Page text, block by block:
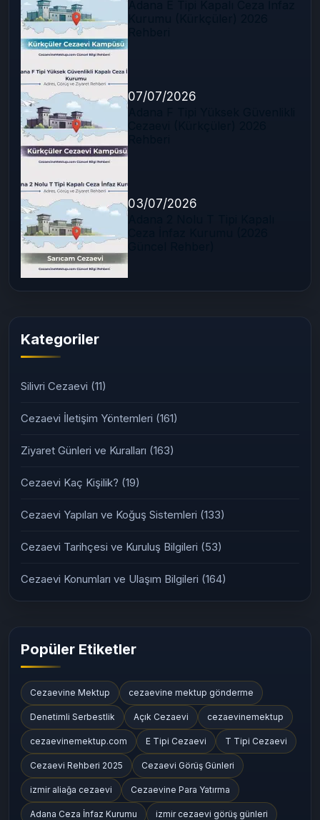
07/07/2026
03/07/2026
Kategoriler
Silivri Cezaevi (11)
Cezaevi İletişim Yöntemleri (161)
Ziyaret Günleri ve Kuralları (163)
Cezaevi Kaç Kişilik? (19)
Cezaevi Yapıları ve Koğuş Sistemleri (133)
Cezaevi Tarihçesi ve Kuruluş Bilgileri (53)
Cezaevi Konumları ve Ulaşım Bilgileri (164)
Popüler Etiketler
Cezaevine Mektup cezaevine mektup gönderme
Denetimli Serbestlik Açık Cezaevi cezaevinemektup
cezaevinemektup.com E Tipi Cezaevi T Tipi Cezaevi
Cezaevi Rehberi 2025 Cezaevi Görüş Günleri
izmir aliağa cezaevi Cezaevine Para Yatırma
Adana Ceza İnfaz Kurumu izmir cezaevi görüş günleri